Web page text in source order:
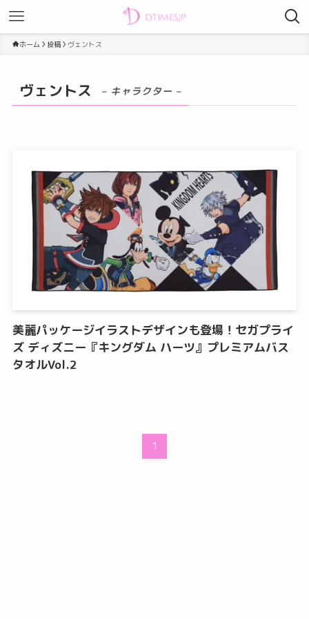
ホーム 投稿 ヴェントス
ヴェントス – キャラクター –
美麗パッケージイラストデザインも登場！セガプライ
ズ ディズニー『キングダム ハーツ』プレミアムバス
タオルVol.2
1